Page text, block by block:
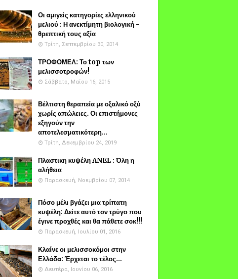
Οι αμιγείς κατηγορίες ελληνικού
μελιού : Η ανεκτίμητη βιολογική -
θρεπτική τους αξία
Τρίτη, Σεπτεμβρίου 30, 2014
ΤΡΟΦΟΜΕΛ: Το top των
μελισσοτροφών!
Σάββατο, Μαΐου 16, 2015
Βέλτιστη θεραπεία με οξαλικό οξύ
χωρίς απώλειες. Οι επιστήμονες
εξηγούν την
αποτελεσματικότερη...
Τρίτη, Δεκεμβρίου 24, 2019
Πλαστικη κυψέλη ANEL : Όλη η
αλήθεια
Παρασκευή, Νοεμβρίου 07, 2014
Πόσο μέλι βγάζει μια τρίπατη
κυψέλη: Δείτε αυτό τον τρύγο που
έγινε προχθές και θα πάθετε σοκ!!!
Παρασκευή, Ιουλίου 01, 2016
Κλαίνε οι μελισσοκόμοι στην
Ελλάδα: Έρχεται το τέλος...
Δευτέρα, Ιουνίου 06, 2016